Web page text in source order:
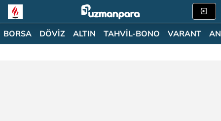
BORSA DÖVİZ ALTIN TAHVİL-BONO VARANT